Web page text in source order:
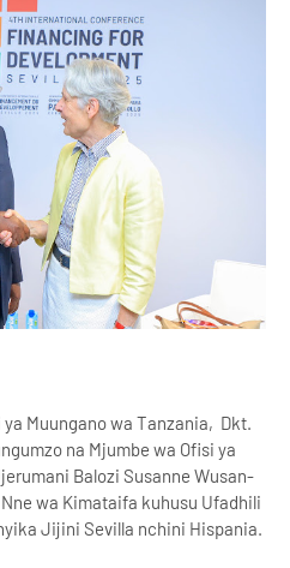
Muungano wa Tanzania, Dkt.
na Mjumbe wa Ofisi ya
Balozi Susanne Wusan-
wa Kimataifa kuhusu Ufadhili
Jijini Sevilla nchini Hispania.